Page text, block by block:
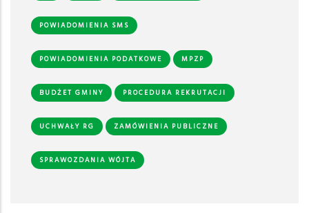
POWIADOMIENIA SMS
POWIADOMIENIA PODATKOWE MPZP
BUDŻET GMINY PROCEDURA REKRUTACJI
UCHWAŁY RG ZAMÓWIENIA PUBLICZNE
SPRAWOZDANIA WÓJTA